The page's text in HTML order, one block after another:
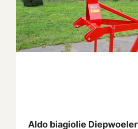
Aldo biagiolie Diepwoeler